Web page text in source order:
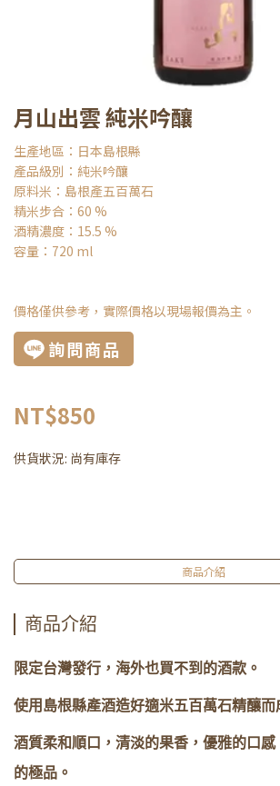
月山出雲 純米吟釀
生產地區：日本島根縣
產品級別：純米吟釀
原料米：島根產五百萬石
精米步合：60 %
酒精濃度：15.5 %
容量：720 ml
價格僅供參考，實際價格以現場報價為主。
詢問商品
NT$850
供貨狀況: 尚有庫存
商品介紹
商品介紹
限定台灣發行，海外也買不到的酒款。
使用島根縣產酒造好適米五百萬石精釀而
酒質柔和順口，清淡的果香，優雅的口感
的極品。